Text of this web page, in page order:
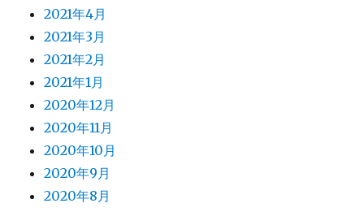
2021年4月
2021年3月
2021年2月
2021年1月
2020年12月
2020年11月
2020年10月
2020年9月
2020年8月